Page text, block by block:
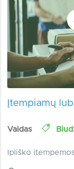
Įtempiamų
Vaidas
Ipliško